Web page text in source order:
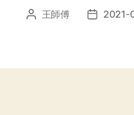
文 王師傅
发 2021-